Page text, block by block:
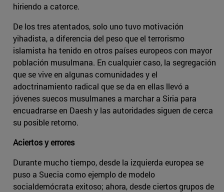
hiriendo a catorce.
De los tres atentados, solo uno tuvo motivación
yihadista, a diferencia del peso que el terrorismo
islamista ha tenido en otros países europeos con mayor
población musulmana. En cualquier caso, la segregación
que se vive en algunas comunidades y el
adoctrinamiento radical que se da en ellas llevó a
jóvenes suecos musulmanes a marchar a Siria para
encuadrarse en Daesh y las autoridades siguen de cerca
su posible retorno.
Aciertos y errores
Durante mucho tiempo, desde la izquierda europea se
puso a Suecia como ejemplo de modelo
socialdemócrata exitoso; ahora, desde ciertos grupos de